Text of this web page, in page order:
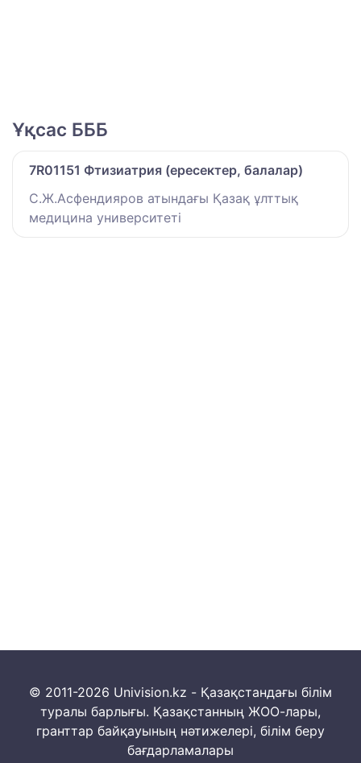
Ұқсас БББ
7R01151 Фтизиатрия (ересектер, балалар)
С.Ж.Асфендияров атындағы Қазақ ұлттық
медицина университеті
© 2011-2026 Univision.kz - Қазақстандағы білім
туралы барлығы. Қазақстанның ЖОО-лары,
гранттар байқауының нәтижелері, білім беру
бағдарламалары